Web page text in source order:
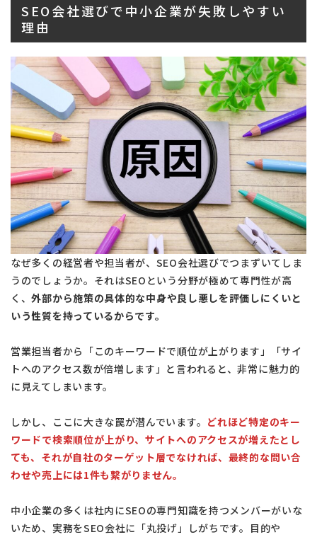
SEO会社選びで中小企業が失敗しやすい
理由
なぜ多くの経営者や担当者が、SEO会社選びでつまずいてしま
うのでしょうか。それはSEOという分野が極めて専門性が高
く、外部から施策の具体的な中身や良し悪しを評価しにくいと
いう性質を持っているからです。
営業担当者から「このキーワードで順位が上がります」「サイ
トへのアクセス数が倍増します」と言われると、非常に魅力的
に見えてしまいます。
しかし、ここに大きな罠が潜んでいます。 どれほど特定のキー
ワードで検索順位が上がり、サイトへのアクセスが増えたとし
ても、それが自社のターゲット層でなければ、最終的な問い合
わせや売上には1件も繋がりません。
中小企業の多くは社内にSEOの専門知識を持つメンバーがいな
いため、実務をSEO会社に「丸投げ」しがちです。目的や